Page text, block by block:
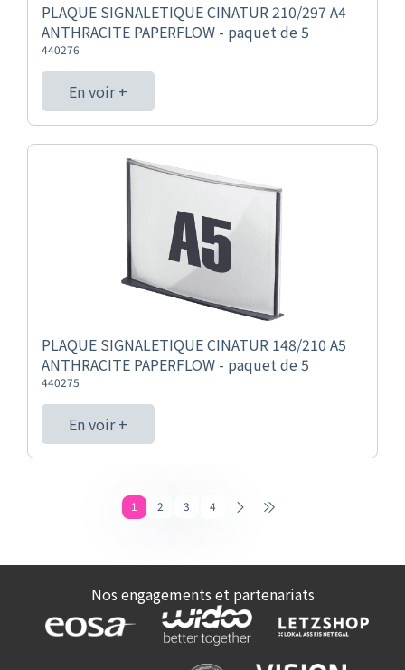
PLAQUE SIGNALETIQUE CINATUR 210/297 A4
ANTHRACITE PAPERFLOW - paquet de 5
440276
En voir +
PLAQUE SIGNALETIQUE CINATUR 148/210 A5
ANTHRACITE PAPERFLOW - paquet de 5
440275
En voir +
1 2 3 4
Nos engagements et partenariats